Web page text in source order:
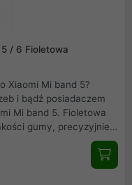
/ 6 Fioletowa
Xiaomi Mi band 5?
i bądź posiadaczem
Mi band 5. Fioletowa
gumy, precyzyjnie
dopasowana do Mi band